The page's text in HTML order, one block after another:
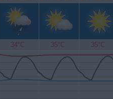
34°C 35°C 35°C